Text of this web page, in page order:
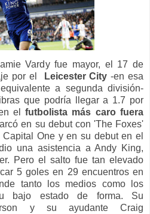
Vardy fue mayor, el 17 de
por el
Leicester City -en esa
a segunda división-
que podría llegar a 1.7 por
en elfutbolista más caro fuera
en su debut con 'The Foxes'
One y en su debut en el
una asistencia a Andy King,
Pero el salto fue tan elevado
5 goles en 29 encuentros en
tanto los medios como los
bajo estado de forma. Su
y su ayudante Craig